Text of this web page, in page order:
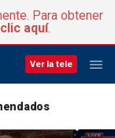
Para obtener
clic aquí.
Ver la tele